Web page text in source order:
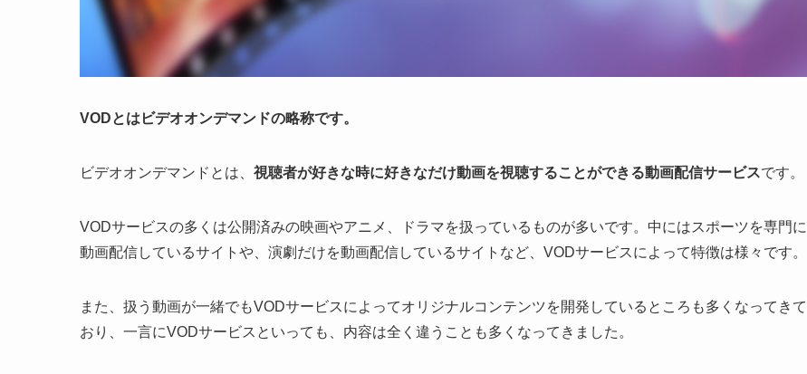
VODとはビデオオンデマンドの略称です。
ビデオオンデマンドとは、 視聴者が好きな時に好きなだけ動画を視聴することができる動画配信サービスです。
VODサービスの多くは公開済みの映画やアニメ、ドラマを扱っているものが多いです。中にはスポーツを専門に
動画配信しているサイトや、演劇だけを動画配信しているサイトなど、VODサービスによって特徴は様々です。
また、扱う動画が一緒でもVODサービスによってオリジナルコンテンツを開発しているところも多くなってきて
おり、一言にVODサービスといっても、内容は全く違うことも多くなってきました。